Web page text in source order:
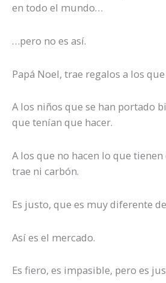
en todo el mundo…
…pero no es así.
Papá Noel, trae regalos a los
A los niños que se han portado
que tenían que hacer.
A los que no hacen lo que
trae ni carbón.
Es justo, que es muy diferente
Así es el mercado.
Es fiero, es impasible, pero es